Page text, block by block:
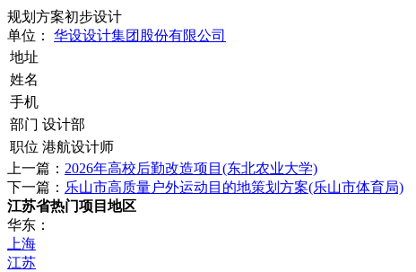
规划方案初步设计
单位： 华设设计集团股份有限公司
地址
姓名
手机
部门 设计部
职位 港航设计师
上一篇： 2026年高校后勤改造项目(东北农业大学)
下一篇： 乐山市高质量户外运动目的地策划方案(乐山市体育局)
江苏省热门项目地区
华东：
上海
江苏